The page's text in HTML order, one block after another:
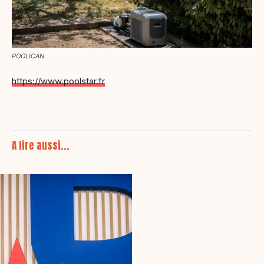
POOLICAN
https://www.poolstar.fr
A lire aussi...